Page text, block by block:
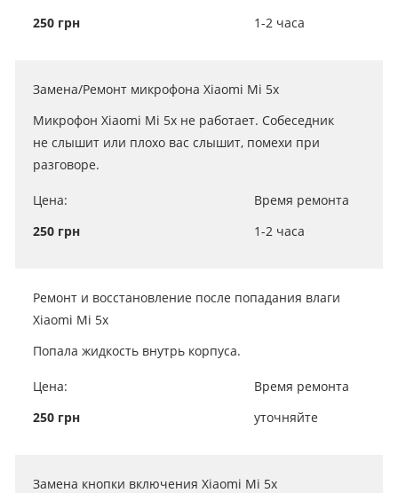
250 грн 1-2 часа
Замена/Ремонт микрофона Xiaomi Mi 5x
Микрофон Xiaomi Mi 5x не работает. Собеседник
не слышит или плохо вас слышит, помехи при
разговоре.
Цена:
250 грн
Время ремонта
1-2 часа
Ремонт и восстановление после попадания влаги
Xiaomi Mi 5x
Попала жидкость внутрь корпуса.
Цена:
250 грн
Время ремонта
уточняйте
Замена кнопки включения Xiaomi Mi 5x